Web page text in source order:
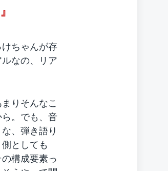
ちゃんが存
なの、リア
りそんなこ
。でも、音
、弾き語り
としても
構成要素っ